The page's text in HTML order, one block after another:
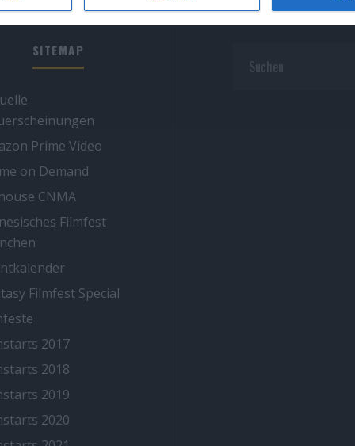
SITEMAP
Prime Video
on Demand
CNMA
Filmfest
Filmfest Special
2017
2018
2019
2020